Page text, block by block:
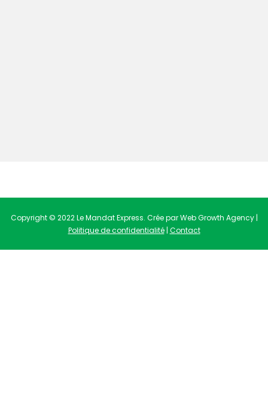
Copyright © 2022 Le Mandat Express. Crée par Web Growth Agency |
Politique de confidentialité| Contact